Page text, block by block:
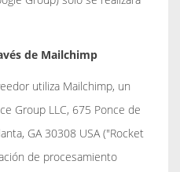
de Mailchimp
utiliza Mailchimp, un
Group LLC, 675 Ponce de
GA 30308 USA ("Rocket
de procesamiento